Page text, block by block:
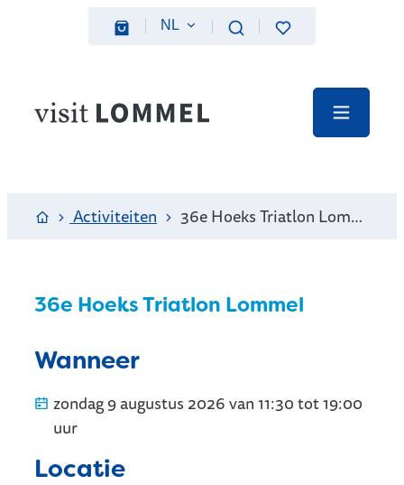
Naar inhoud
Webshop
NL
ZoekenFavorieten
Visit Lommel Menu
Startpagina
Activiteiten 36e Hoeks Triatlon Lommel
36e Hoeks Triatlon Lommel
Wanneer
zondag9 augustus 2026van11:30tot19:00
uur
Locatie